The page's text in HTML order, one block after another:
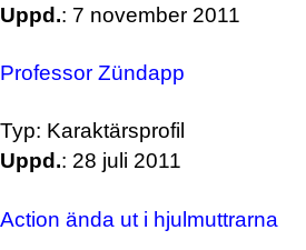
Uppd.: 7 november 2011
Professor Zündapp
Typ: Karaktärsprofil
Uppd.: 28 juli 2011
Action ända ut i hjulmuttrarna